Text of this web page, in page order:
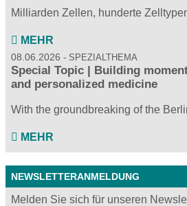
Milliarden Zellen, hunderte
MEHR
08.06.2026 SPEZIALTHEMA
Special Topic | Building
and personalized medicine
With the groundbreaking of the
MEHR
NEWSLETTERANMELDUNG
Melden Sie sich für unseren